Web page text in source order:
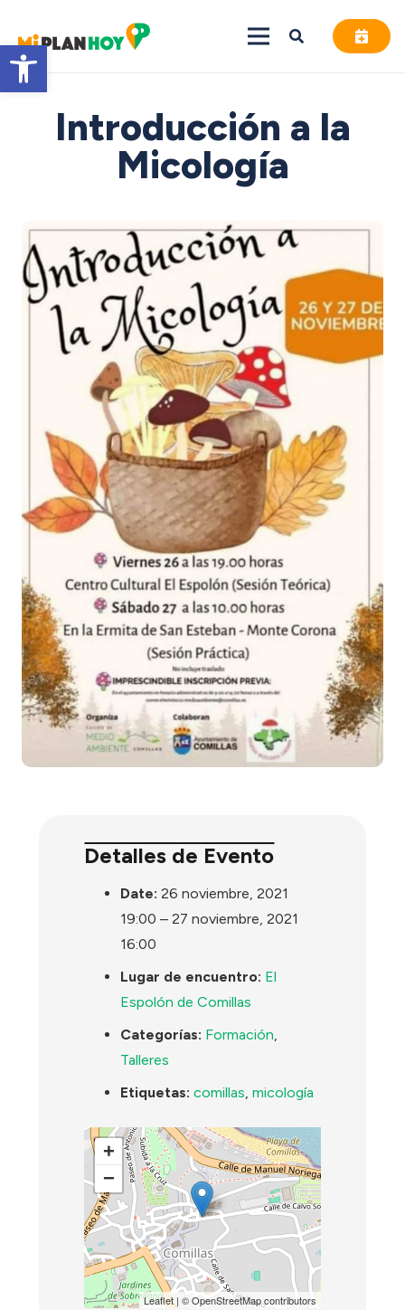
Abrir barra de herramientas
Introducción a la
Micología
Detalles de Evento
Date: 26 noviembre, 2021
19:00 –27 noviembre, 2021
16:00
Lugar de encuentro: El
Espolón de Comillas
Categorías: Formación,
Talleres
Etiquetas: comillas,micología
+
−
Leaflet| ©OpenStreetMapcontributors